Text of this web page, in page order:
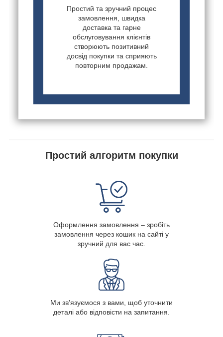
Простий та зручний процес
замовлення, швидка
доставка та гарне
обслуговування клієнтів
створюють позитивний
досвід покупки та сприяють
повторним продажам.
Простий алгоритм покупки
Оформлення замовлення – зробіть
замовлення через кошик на сайті у
зручний для вас час.
Ми зв'язуємося з вами, щоб уточнити
деталі або відповісти на запитання.